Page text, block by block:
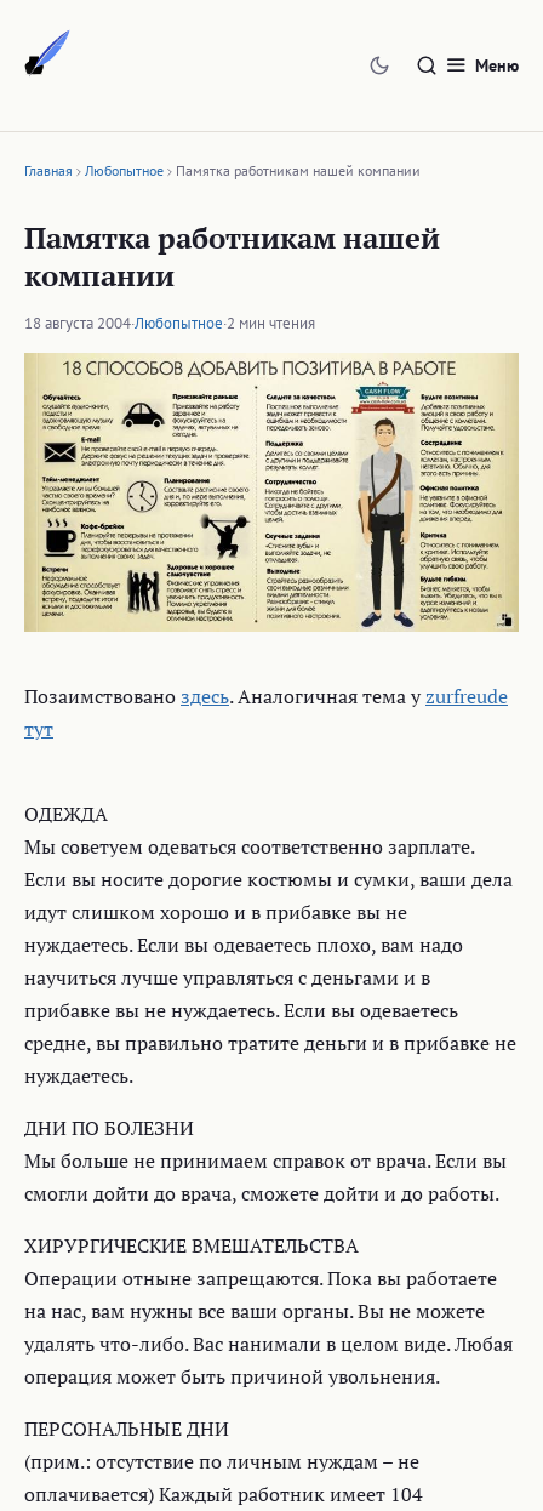
содержимому
Меню
Главная Любопытное Памятка работникам нашей компании
Памятка работникам нашей
компании
18 августа 2004·Любопытное·2 мин чтения
Позаимствованоздесь. Аналогичная тема уzurfreude
тут
ОДЕЖДА
Мы советуем одеваться соответственно зарплате.
Если вы носите дорогие костюмы и сумки, ваши дела
идут слишком хорошо и в прибавке вы не
нуждаетесь. Если вы одеваетесь плохо, вам надо
научиться лучше управляться с деньгами и в
прибавке вы не нуждаетесь. Если вы одеваетесь
средне, вы правильно тратите деньги и в прибавке не
нуждаетесь.
ДНИ ПО БОЛЕЗНИ
Мы больше не принимаем справок от врача. Если вы
смогли дойти до врача, сможете дойти и до работы.
ХИРУРГИЧЕСКИЕ ВМЕШАТЕЛЬСТВА
Операции отныне запрещаются. Пока вы работаете
на нас, вам нужны все ваши органы. Вы не можете
удалять что-либо. Вас нанимали в целом виде. Любая
операция может быть причиной увольнения.
ПЕРСОНАЛЬНЫЕ ДНИ
(прим.: отсутствие по личным нуждам – не
оплачивается) Каждый работник имеет 104